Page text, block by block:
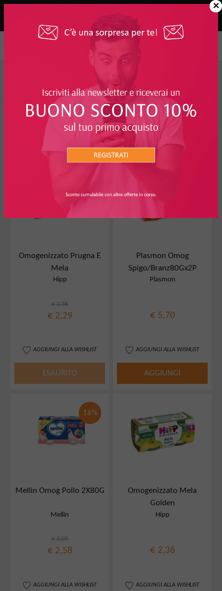
FILTRO
OMOGENEIZZATI
I PIÙ RICHIESTI
3%
Omogenizzato Prugna E
Mela
Hipp
€ 2,36
€ 2,29
AGGIUNGI ALLA WISHLIST
ESAURITO
Plasmon Omog
Spigo/Branz80Gx2P
Plasmon
€ 5,70
AGGIUNGI ALLA WISHLIST
AGGIUNGI
16%
Mellin Omog Pollo 2X80G
Mellin
€ 3,06
€ 2,58
AGGIUNGI ALLA WISHLIST
Omogenizzato Mela
Golden
Hipp
€ 2,36
AGGIUNGI ALLA WISHLIST
×